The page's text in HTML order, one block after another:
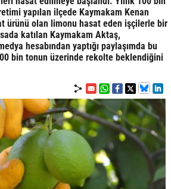
yapılan ilçede Kaymakam Kenan
ürünü olan limonu hasat eden işçilerle bir
katılan Kaymakam Aktaş,
hesabından yaptığı paylaşımda bu
bin tonun üzerinde rekolte beklendiğini